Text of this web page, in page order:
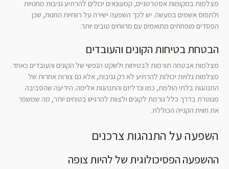
מצלמות במקומות אסטרטגיים, קמעונאים יכולים להרתיע גניבות מחנויות
ולתפוס אשמים במעשה. יש לכך השפעה ישירה על רווחיות החנות, שכן
הפסדים מופחתים מתואמים עם מרווחים טובים יותר.
הבטחת בטיחות הקונים והעובדים
מצלמות אבטחה תורמות לבטיחות ולשקט הנפשי של הקונים והעובדים כאחד.
מצלמות גלויות יכולות להרתיע לא רק גניבות, אלא גם צורות אחרות של
התנהגות בלתי הולמת, כמו ונדליזם והתנהגות אלימה. הידיעה שהסביבה
מנוטרת בדרך כלל גורמת לקונים ולצוות להרגיש בטוחים יותר, מה שמשפר
את חווית הקנייה הכוללת.
השפעה על התנהגות צרכנים
ההשפעה הפסיכולוגית של להיות צופה